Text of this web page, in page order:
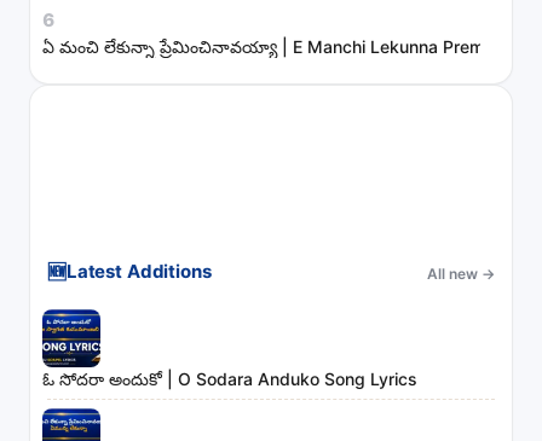
6
ఏ మంచి లేకున్నా ప్రేమించినావయ్యా | E Manchi Lekunna
🆕Latest Additions All new →
ఓ సోదరా అందుకో | O Sodara Anduko Song Lyrics